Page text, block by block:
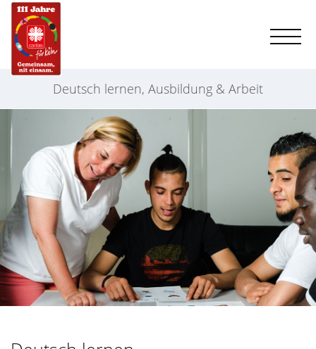
Deutsch lernen, Ausbildung & Arbeit